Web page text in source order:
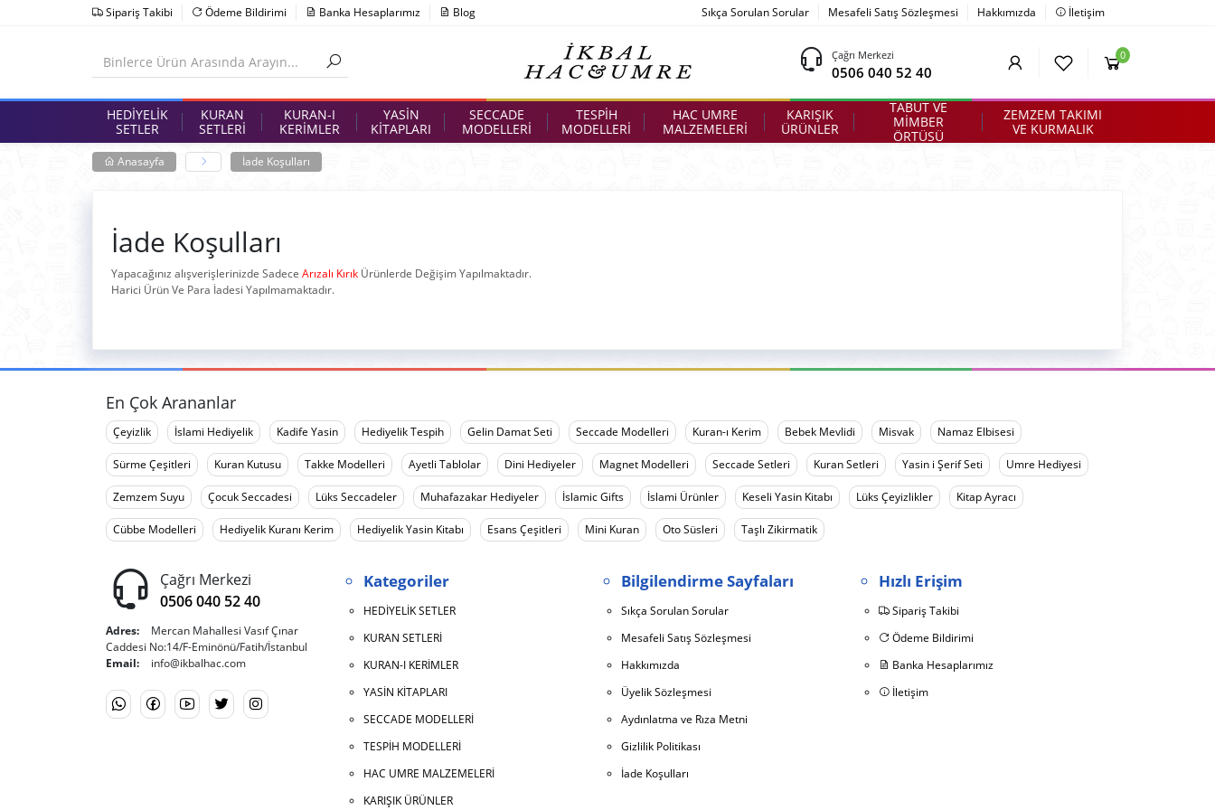
Sipariş Takibi Ödeme Bildirimi Banka Hesaplarımız Blog Sıkça Sorulan Sorular Mesafeli Satış Sözleşmesi Hakkımızda İletişim
Çağrı Merkezi
0506 040 52 40
0
HEDİYELİK
SETLER
KURAN
SETLERİ
KURAN-I
KERİMLER
YASİN
KİTAPLARI
SECCADE
MODELLERİ
TESPİH
MODELLERİ
HAC UMRE
MALZEMELERİ
KARIŞIK
ÜRÜNLER
TABUT VE
MİMBER
ÖRTÜSÜ
ZEMZEM TAKIMI
VE KURMALIK
Anasayfa İade Koşulları
İade Koşulları
Yapacağınız alışverişlerinizde Sadece Arızalı Kırık Ürünlerde Değişim Yapılmaktadır.
Harici Ürün Ve Para İadesi Yapılmamaktadır.
En Çok Arananlar
Çeyizlik İslami Hediyelik Kadife Yasin Hediyelik Tespih Gelin Damat Seti Seccade Modelleri Kuran-ı Kerim Bebek Mevlidi Misvak Namaz Elbisesi
Sürme Çeşitleri Kuran Kutusu Takke Modelleri Ayetli Tablolar Dini Hediyeler Magnet Modelleri Seccade Setleri Kuran Setleri Yasin i Şerif Seti Umre Hediyesi
Zemzem Suyu Çocuk Seccadesi Lüks Seccadeler Muhafazakar Hediyeler İslamic Gifts İslami Ürünler Keseli Yasin Kitabı Lüks Çeyizlikler Kitap Ayracı
Cübbe Modelleri Hediyelik Kuranı Kerim Hediyelik Yasin Kitabı Esans Çeşitleri Mini Kuran Oto Süsleri Taşlı Zikirmatik
Çağrı Merkezi
0506 040 52 40
Adres:
Mercan Mahallesi Vasıf Çınar
Caddesi No:14/F-Eminönü/Fatih/İstanbul
Email:
info@ikbalhac.com
Kategoriler
HEDİYELİK SETLER
KURAN SETLERİ
KURAN-I KERİMLER
YASİN KİTAPLARI
SECCADE MODELLERİ
TESPİH MODELLERİ
HAC UMRE MALZEMELERİ
KARIŞIK ÜRÜNLER
Bilgilendirme Sayfaları
Sıkça Sorulan Sorular
Mesafeli Satış Sözleşmesi
Hakkımızda
Üyelik Sözleşmesi
Aydınlatma ve Rıza Metni
Gizlilik Politikası
İade Koşulları
Hızlı Erişim
Sipariş Takibi
Ödeme Bildirimi
Banka Hesaplarımız
İletişim